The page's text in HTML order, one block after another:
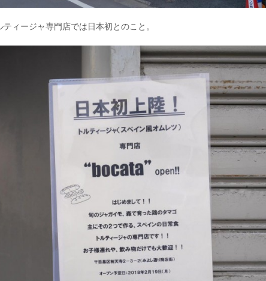
ティージャ専門店では日本初とのこと。